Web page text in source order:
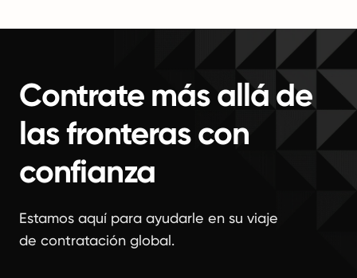
Contrate más allá de
las fronteras con
confianza
Estamos aquí para ayudarle en su viaje
de contratación global.